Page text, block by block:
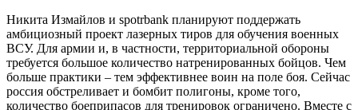
Никита Измайлов и spotrbank планируют поддержать
амбициозный проект лазерных тиров для обучения военных
ВСУ. Для армии и, в частности, территориальной обороны
требуется большое количество натренированных бойцов. Чем
больше практики – тем эффективнее воин на поле боя. Сейчас
россия обстреливает и бомбит полигоны, кроме того,
количество боеприпасов для тренировок ограничено. Вместе с